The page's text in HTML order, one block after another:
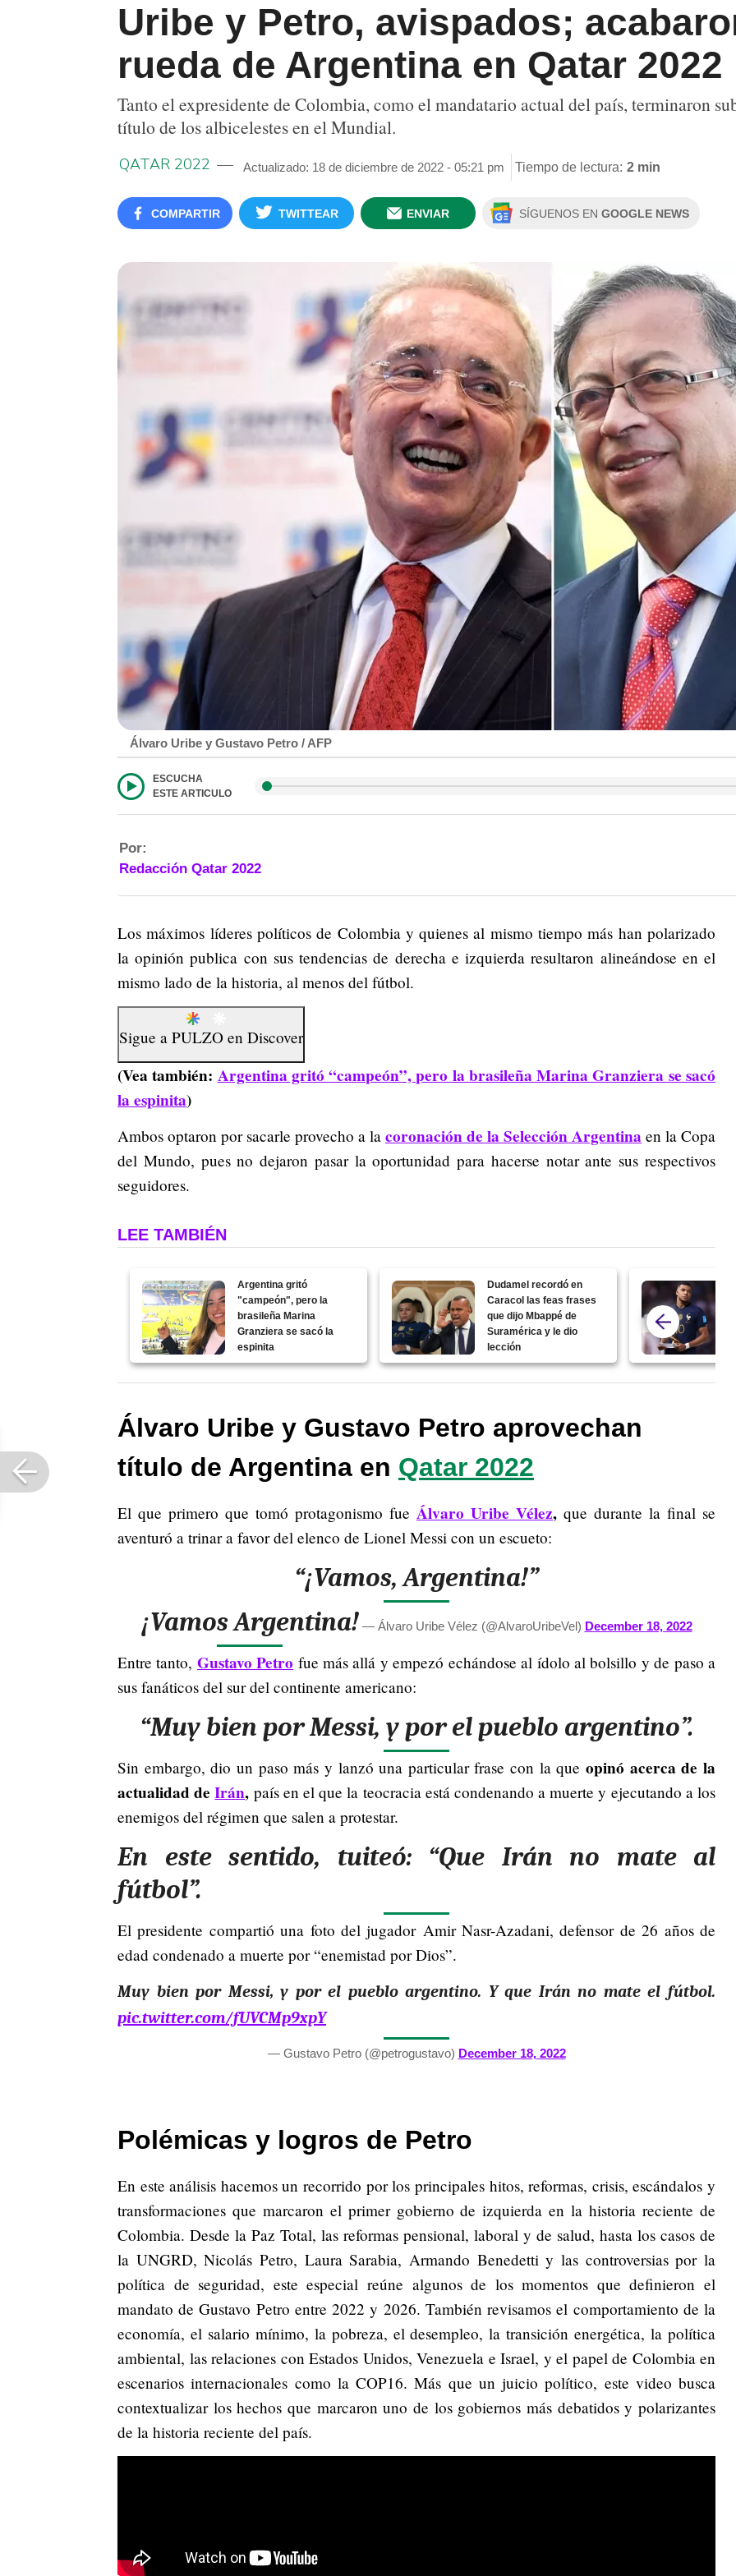
Uribe y Petro, avispados;
rueda de Argentina en Qatar 2022
Tanto el expresidente de Colombia, como el mandatario actual del país, terminaron
título de los albicelestes en el Mundial.
QATAR 2022 Actualizado: 18 de diciembre de 2022 - 05:21 pm Tiempo de lectura: 2 min
COMPARTIR TWITTEAR ENVIAR SÍGUENOS EN GOOGLE NEWS
Álvaro Uribe y Gustavo Petro / AFP
ESCUCHA
ESTE ARTICULO
Por:
Redacción Qatar 2022
Los máximos líderes políticos de Colombia y quienes al mismo tiempo más han polarizado
la opinión publica con sus tendencias de derecha e izquierda resultaron alineándose en el
mismo lado de la historia, al menos del fútbol.
Sigue a PULZO en Discover
(Vea también: Argentina gritó “campeón”, pero la brasileña Marina Granziera se sacó
la espinita)
Ambos optaron por sacarle provecho a la coronación de la Selección Argentina en la Copa
del Mundo, pues no dejaron pasar la oportunidad para hacerse notar ante sus respectivos
seguidores.
LEE TAMBIÉN
Argentina gritó
"campeón", pero la
brasileña Marina
Granziera se sacó la
espinita
Dudamel recordó en
Caracol las feas frases
que dijo Mbappé de
Suramérica y le dio
lección
Álvaro Uribe y Gustavo Petro aprovechan
título de Argentina en Qatar 2022
El que primero que tomó protagonismo fue Álvaro Uribe Vélez, que durante la final se
aventuró a trinar a favor del elenco de Lionel Messi con un escueto:
“¡Vamos, Argentina!”
¡Vamos Argentina! — Álvaro Uribe Vélez (@AlvaroUribeVel) December 18, 2022
Entre tanto, Gustavo Petro fue más allá y empezó echándose al ídolo al bolsillo y de paso a
sus fanáticos del sur del continente americano:
“Muy bien por Messi, y por el pueblo argentino”.
Sin embargo, dio un paso más y lanzó una particular frase con la queopinó acerca de la
actualidad deIrán, país en el que la teocracia está condenando a muerte y ejecutando a los
enemigos del régimen que salen a protestar.
En este sentido, tuiteó: “Que Irán no mate al
fútbol”.
El presidente compartió una foto del jugador Amir Nasr-Azadani, defensor de 26 años de
edad condenado a muerte por “enemistad por Dios”.
Muy bien por Messi, y por el pueblo argentino. Y que Irán no mate el fútbol.
pic.twitter.com/fUVCMp9xpY
— Gustavo Petro (@petrogustavo) December 18, 2022
Polémicas y logros de Petro
En este análisis hacemos un recorrido por los principales hitos, reformas, crisis, escándalos y
transformaciones que marcaron el primer gobierno de izquierda en la historia reciente de
Colombia. Desde la Paz Total, las reformas pensional, laboral y de salud, hasta los casos de
la UNGRD, Nicolás Petro, Laura Sarabia, Armando Benedetti y las controversias por la
política de seguridad, este especial reúne algunos de los momentos que definieron el
mandato de Gustavo Petro entre 2022 y 2026. También revisamos el comportamiento de la
economía, el salario mínimo, la pobreza, el desempleo, la transición energética, la política
ambiental, las relaciones con Estados Unidos, Venezuela e Israel, y el papel de Colombia en
escenarios internacionales como la COP16. Más que un juicio político, este video busca
contextualizar los hechos que marcaron uno de los gobiernos más debatidos y polarizantes
de la historia reciente del país.